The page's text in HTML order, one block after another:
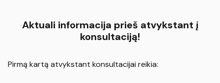
Aktuali informacija prieš atvykstant į
konsultaciją!
Pirmą kartą atvykstant konsultacijai reikia: